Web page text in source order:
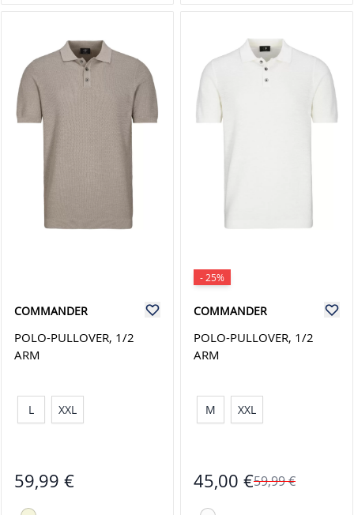
COMMANDER
POLO-PULLOVER, 1/2
ARM
L XXL
59,99 €
- 25%
COMMANDER
POLO-PULLOVER, 1/2
ARM
M XXL
45,00 €59,99 €